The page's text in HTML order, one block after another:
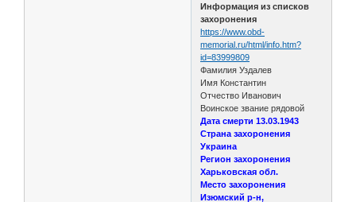
Информация из списков
захоронения
https://www.obd-
memorial.ru/html/info.htm?
id=83999809
Фамилия Уздалев
Имя Константин
Отчество Иванович
Воинское звание рядовой
Дата смерти 13.03.1943
Страна захоронения
Украина
Регион захоронения
Харьковская обл.
Место захоронения
Изюмский р-н,